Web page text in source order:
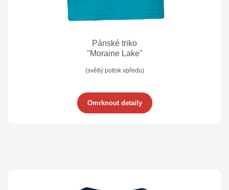
Pánské triko
"Moraine Lake"
(světlý potisk vpředu)
Omrknout detaily